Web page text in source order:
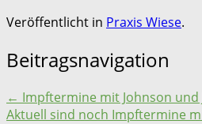
Veröffentlicht in Praxis Wiese.
Beitragsnavigation
← Impftermine mit Johnson
Aktuell sind noch Impftermine